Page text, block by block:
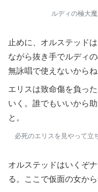
ルディの極大
止めに、オルステッド
ながら抜き手でルディ
無詠唱で使えないからね
エリスは致命傷を負っ
いく。誰でもいいから
と。
必死のエリスを見やって立
オルステッドはいくぞ
る。ここで仮面の女か